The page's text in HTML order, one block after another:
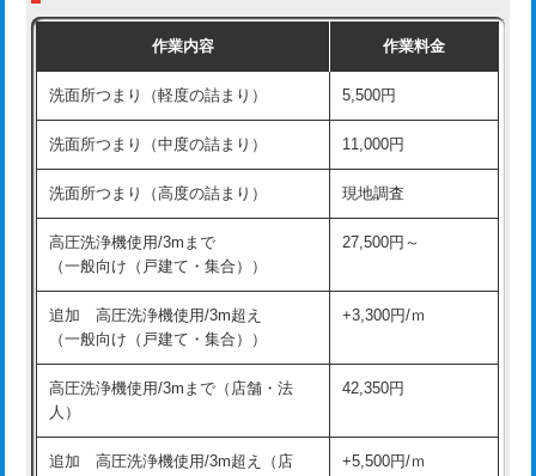
モルタル補修（厚さ10㎝まで） 27,500円
モルタル補修（厚さ10㎝超え） 38,500円
洗面台設置 38,500円
バスタブ設置 現場見積
追加人工 16,500円
廃棄・処分 現場見積
※給水管工事は20mmまでの価格です。
交換・取付（その他部品） 11,000円+材料費
持込商品取付（単水栓） 13,200円
持込商品取付（混合水栓） 16,500円
持込商品取付（浄水器・分岐水栓） 16,500円
給水管工事※（ホール加工) 16,500円
給水管工事※（バンド止め)
給水管工事※（支持金具設置) 5,500円
給水管工事※（保温材使用（バンド止
め込み）)
5,500円
給水管工事※（土の掘削・埋め戻し作
業)
11,000円
作業内容 作業料金
洗面所つまり（軽度の詰まり） 5,500円
洗面所つまり（中度の詰まり） 11,000円
洗面所つまり（高度の詰まり） 現地調査
高圧洗浄機使用/3mまで
（一般向け（戸建て・集合））
27,500円～
追加 高圧洗浄機使用/3m超え
（一般向け（戸建て・集合））
+3,300円/ｍ
高圧洗浄機使用/3mまで（店舗・法
人）
42,350円
追加 高圧洗浄機使用/3m超え（店
+5,500円/ｍ